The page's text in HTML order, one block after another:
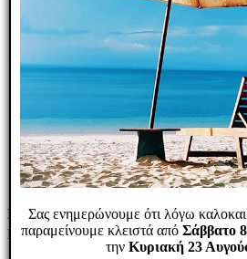
6,30€
Κωδικός είδους:I49RT-
T16BL7O1
B. Κωδ.: T16BL701/16mm
ΑγοράΑγορά Σύγκριση Wishlist
Quick view
ΜΟΜΕΝΤ.24V
ΜΑΚΡΟΣ.ΑΣΠΡ
Markidis Electronics © 2026. All rights
Developed by
Σας ενημερώνουμε ότι λόγω
παραμείνουμε κλειστά απόΣάββατο
τηνΚυριακή 23